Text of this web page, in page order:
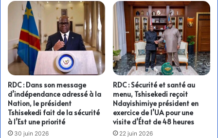
RDC : Dans son message
d’indépendance adressé à la
Nation, le président
Tshisekedi fait de la sécurité
à l’Est une priorité
30 juin 2026
RDC : Sécurité et santé au
menu, Tshisekedi reçoit
Ndayishimiye président en
exercice de l’UA pour une
visite d’État de 48 heures
22 juin 2026